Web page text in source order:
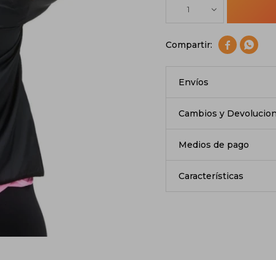
1
 
Envíos
Cambios y
Medios de pago
Características